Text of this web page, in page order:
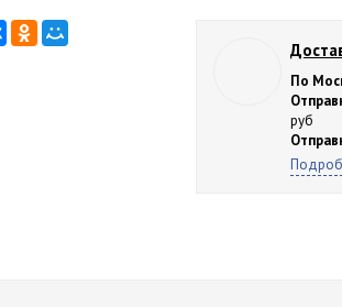
По
руб